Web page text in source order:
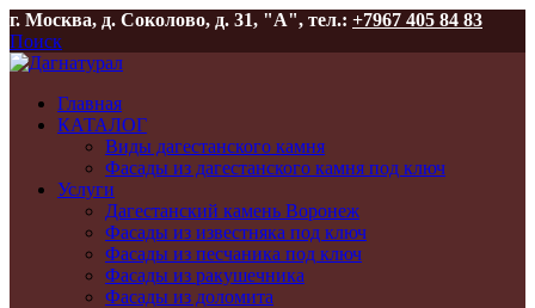
г. Москва, д. Соколово, д. 31, "А", тел.: +7967 405 84 83
Поиск
Главная
КАТАЛОГ
Виды дагестанского камня
Фасады из дагестанского камня под ключ
Услуги
Дагестанский камень Воронеж
Фасады из известняка под ключ
Фасады из песчаника под ключ
Фасады из ракушечника
Фасады из доломита